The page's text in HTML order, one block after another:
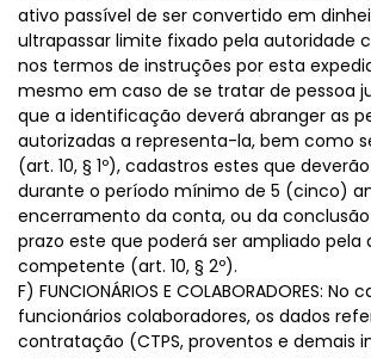
ativo passível de ser convertido em
ultrapassar limite fixado pela autoridade
nos termos de instruções por esta
mesmo em caso de se tratar de pessoa
que a identificação deverá abranger as
autorizadas a representa-la, bem como
(art. 10, § 1º), cadastros estes que
durante o período mínimo de 5 (cinco)
encerramento da conta, ou da
prazo este que poderá ser ampliado pela
competente (art. 10, § 2º).
F) FUNCIONÁRIOS E COLABORADORES: No
funcionários colaboradores, os dados
contratação (CTPS, proventos e demais